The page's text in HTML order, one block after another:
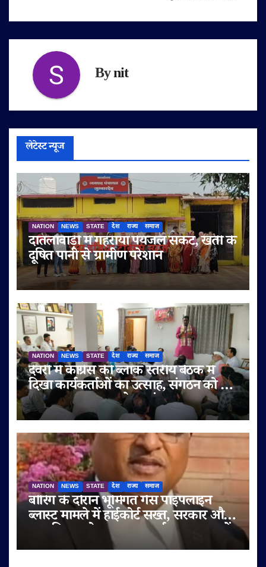
Bynit
लेटेस्ट न्यूज
NATION NEWS STATE देश राज्य समाज
दातलावाड़ी में गहराया पेयजल संकट, खंती के
दूषित पानी से ग्रामीण परेशान
NATION NEWS STATE देश राज्य समाज
देवरी में कांग्रेस की ब्लॉक स्तरीय बैठक में
दिखा कार्यकर्ताओं का उत्साह, संगठन को बूथ
स्तर तक मज़बूत करने पर मंथन
NATION NEWS STATE देश राज्य समाज
बोरिंग के दौरान भूमिगत गैस पाइपलाइन
ब्लास्ट मामले में हाईकोर्ट सख्त, सरकार और
नगर निगम को इलाज का खर्च एक सप्ताह में
चुकाने के आदेश